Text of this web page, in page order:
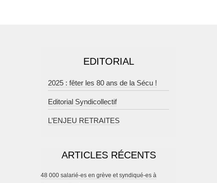
EDITORIAL
2025 : fêter les 80 ans de la Sécu !
Editorial Syndicollectif
L’ENJEU RETRAITES
ARTICLES RÉCENTS
48 000 salarié-es en grève et syndiqué-es à